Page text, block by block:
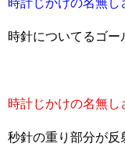
時計じかけの名無し
時針についてるゴー
時計じかけの名無し
秒針の重り部分が反